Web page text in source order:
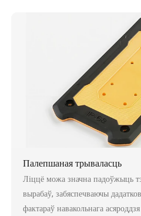
Палепшаная трываласць
Ліццё можа значна падоўжыць
вырабаў, забяспечваючы
фактараў навакольнага асяроддзя